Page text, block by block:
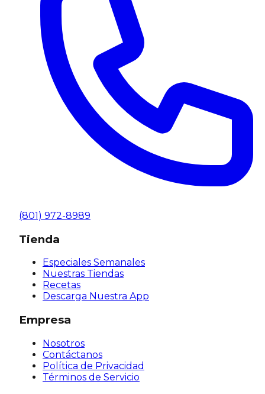
(801) 972-8989
Tienda
Especiales Semanales
Nuestras Tiendas
Recetas
Descarga Nuestra App
Empresa
Nosotros
Contáctanos
Política de Privacidad
Términos de Servicio